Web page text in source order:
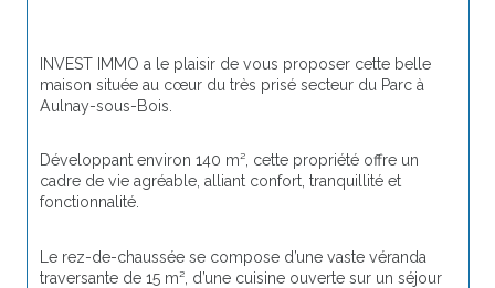
INVEST IMMO a le plaisir de vous proposer cette belle
maison située au cœur du très prisé secteur du Parc à
Aulnay-sous-Bois.
Développant environ 140 m², cette propriété offre un
cadre de vie agréable, alliant confort, tranquillité et
fonctionnalité.
Le rez-de-chaussée se compose d’une vaste véranda
traversante de 15 m², d’une cuisine ouverte sur un séjour